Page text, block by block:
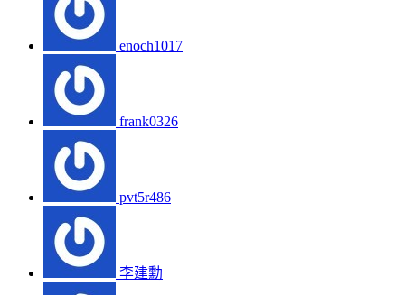
enoch1017
frank0326
pvt5r486
李建勳